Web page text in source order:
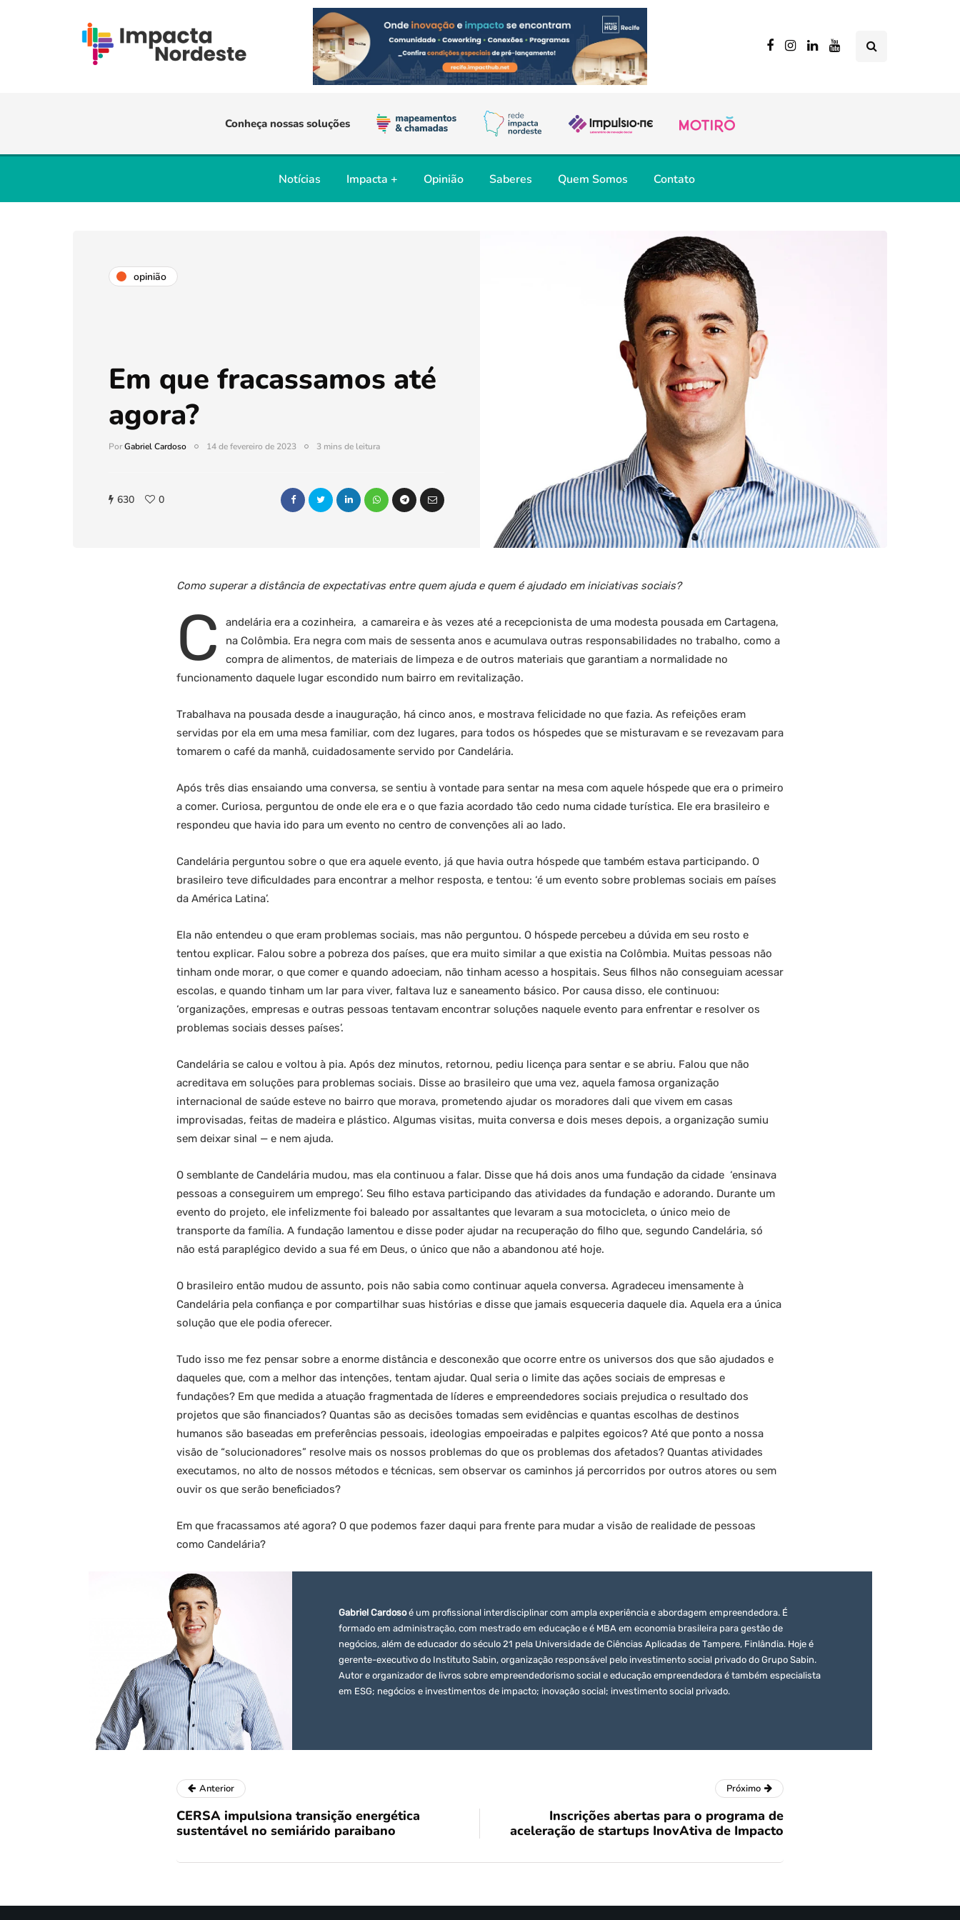
Conheça nossas soluções
Notícias Impacta + Opinião Saberes Quem Somos Contato
opinião
Em que fracassamos até
agora?
PorGabriel Cardoso 14 de fevereiro de 2023 3 mins de leitura
630 0
Como superar a distância de expectativas entre quem ajuda e quem é ajudado em iniciativas sociais?
C
andelária era a cozinheira, a camareira e às vezes até a recepcionista de uma modesta pousada em Cartagena,
na Colômbia. Era negra com mais de sessenta anos e acumulava outras responsabilidades no trabalho, como a
compra de alimentos, de materiais de limpeza e de outros materiais que garantiam a normalidade no
funcionamento daquele lugar escondido num bairro em revitalização.
Trabalhava na pousada desde a inauguração, há cinco anos, e mostrava felicidade no que fazia. As refeições eram
servidas por ela em uma mesa familiar, com dez lugares, para todos os hóspedes que se misturavam e se revezavam para
tomarem o café da manhã, cuidadosamente servido por Candelária.
Após três dias ensaiando uma conversa, se sentiu à vontade para sentar na mesa com aquele hóspede que era o primeiro
a comer. Curiosa, perguntou de onde ele era e o que fazia acordado tão cedo numa cidade turística. Ele era brasileiro e
respondeu que havia ido para um evento no centro de convenções ali ao lado.
Candelária perguntou sobre o que era aquele evento, já que havia outra hóspede que também estava participando. O
brasileiro teve dificuldades para encontrar a melhor resposta, e tentou: ‘é um evento sobre problemas sociais em países
da América Latina’.
Ela não entendeu o que eram problemas sociais, mas não perguntou. O hóspede percebeu a dúvida em seu rosto e
tentou explicar. Falou sobre a pobreza dos países, que era muito similar a que existia na Colômbia. Muitas pessoas não
tinham onde morar, o que comer e quando adoeciam, não tinham acesso a hospitais. Seus filhos não conseguiam acessar
escolas, e quando tinham um lar para viver, faltava luz e saneamento básico. Por causa disso, ele continuou:
‘organizações, empresas e outras pessoas tentavam encontrar soluções naquele evento para enfrentar e resolver os
problemas sociais desses países’.
Candelária se calou e voltou à pia. Após dez minutos, retornou, pediu licença para sentar e se abriu. Falou que não
acreditava em soluções para problemas sociais. Disse ao brasileiro que uma vez, aquela famosa organização
internacional de saúde esteve no bairro que morava, prometendo ajudar os moradores dali que vivem em casas
improvisadas, feitas de madeira e plástico. Algumas visitas, muita conversa e dois meses depois, a organização sumiu
sem deixar sinal — e nem ajuda.
O semblante de Candelária mudou, mas ela continuou a falar. Disse que há dois anos uma fundação da cidade ‘ensinava
pessoas a conseguirem um emprego’. Seu filho estava participando das atividades da fundação e adorando. Durante um
evento do projeto, ele infelizmente foi baleado por assaltantes que levaram a sua motocicleta, o único meio de
transporte da família. A fundação lamentou e disse poder ajudar na recuperação do filho que, segundo Candelária, só
não está paraplégico devido a sua fé em Deus, o único que não a abandonou até hoje.
O brasileiro então mudou de assunto, pois não sabia como continuar aquela conversa. Agradeceu imensamente à
Candelária pela confiança e por compartilhar suas histórias e disse que jamais esqueceria daquele dia. Aquela era a única
solução que ele podia oferecer.
Tudo isso me fez pensar sobre a enorme distância e desconexão que ocorre entre os universos dos que são ajudados e
daqueles que, com a melhor das intenções, tentam ajudar. Qual seria o limite das ações sociais de empresas e
fundações? Em que medida a atuação fragmentada de líderes e empreendedores sociais prejudica o resultado dos
projetos que são financiados? Quantas são as decisões tomadas sem evidências e quantas escolhas de destinos
humanos são baseadas em preferências pessoais, ideologias empoeiradas e palpites egoicos? Até que ponto a nossa
visão de “solucionadores” resolve mais os nossos problemas do que os problemas dos afetados? Quantas atividades
executamos, no alto de nossos métodos e técnicas, sem observar os caminhos já percorridos por outros atores ou sem
ouvir os que serão beneficiados?
Em que fracassamos até agora? O que podemos fazer daqui para frente para mudar a visão de realidade de pessoas
como Candelária?
Gabriel Cardosoé um profissional interdisciplinar com ampla experiência e abordagem empreendedora. É
formado em administração, com mestrado em educação e é MBA em economia brasileira para gestão de
negócios, além de educador do século 21 pela Universidade de Ciências Aplicadas de Tampere, Finlândia. Hoje é
gerente-executivo do Instituto Sabin, organização responsável pelo investimento social privado do Grupo Sabin.
Autor e organizador de livros sobre empreendedorismo social e educação empreendedora é também especialista
em ESG; negócios e investimentos de impacto; inovação social; investimento social privado.
Anterior
CERSA impulsiona transição energética
sustentável no semiárido paraibano
Próximo
Inscrições abertas para o programa de
aceleração de startups InovAtiva de Impacto